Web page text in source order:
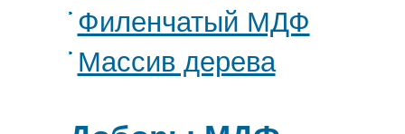
Филенчатый МДФ
Массив дерева